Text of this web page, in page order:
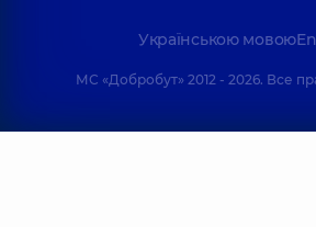
Українською мовою
МС «Добробут» 2012 - 2026. Все